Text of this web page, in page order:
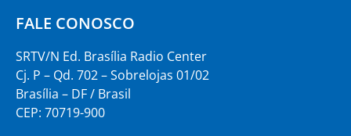
FALE CONOSCO
SRTV/N Ed. Brasília Radio Center
Cj. P – Qd. 702 – Sobrelojas 01/02
Brasília – DF / Brasil
CEP: 70719-900